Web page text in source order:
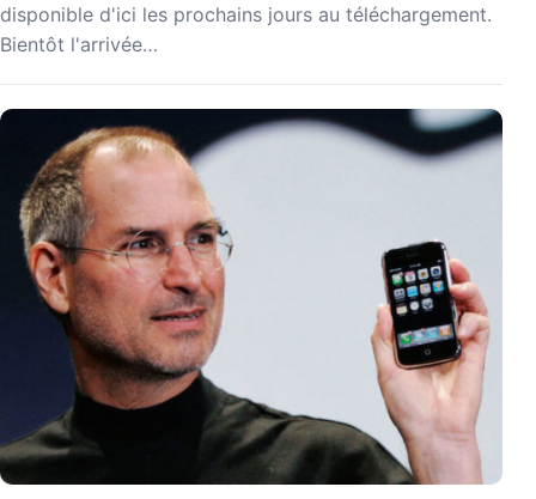
disponible d'ici les prochains jours au téléchargement.
Bientôt l'arrivée…